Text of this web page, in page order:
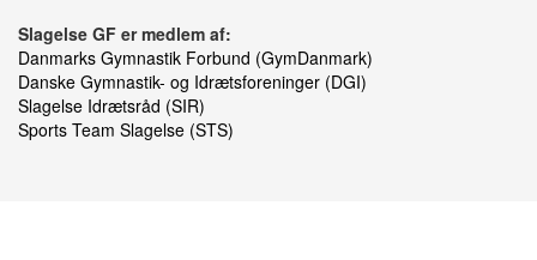
Slagelse GF er medlem af:
Danmarks Gymnastik Forbund (GymDanmark)
Danske Gymnastik- og Idrætsforeninger (DGI)
Slagelse Idrætsråd (SIR)
Sports Team Slagelse (STS)